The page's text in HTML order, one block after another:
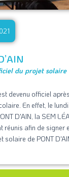
du projet solaire
devenu officiel
En effet, le
D'AIN, la SEM
réunis afin de signer
solaire de PONT